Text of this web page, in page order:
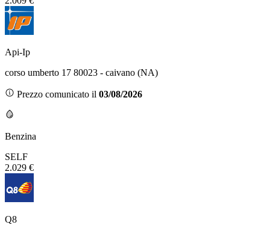
Api-Ip
corso umberto 17 80023 - caivano (NA)
Prezzo comunicato il 03/08/2026
Benzina
SELF
2.029 €
Q8